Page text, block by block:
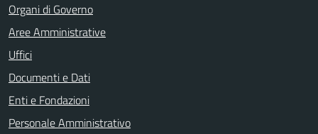
Organi di Governo
Aree Amministrative
Uffici
Documenti e Dati
Enti e Fondazioni
Personale Amministrativo